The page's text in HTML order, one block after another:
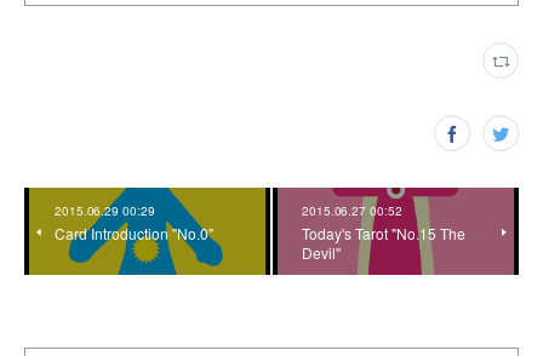
2015.06.29 00:29
Card Introduction "No.0"
2015.06.27 00:52
Today's Tarot "No.15 The
Devil"